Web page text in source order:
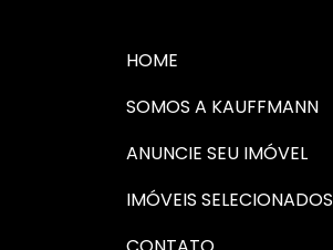
HOME
SOMOS A KAUFFMANN
ANUNCIE SEU IMÓVEL
IMÓVEIS SELECIONADOS